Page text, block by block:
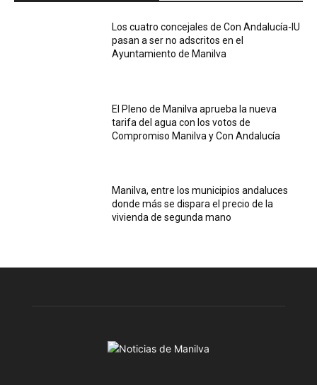
Los cuatro concejales de Con Andalucía-IU
pasan a ser no adscritos en el
Ayuntamiento de Manilva
El Pleno de Manilva aprueba la nueva
tarifa del agua con los votos de
Compromiso Manilva y Con Andalucía
Manilva, entre los municipios andaluces
donde más se dispara el precio de la
vivienda de segunda mano